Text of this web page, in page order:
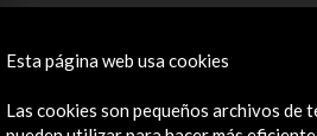
José Abascal, 4 - 4º
Esta página web usa cookies
Las cookies son pequeños archivos de